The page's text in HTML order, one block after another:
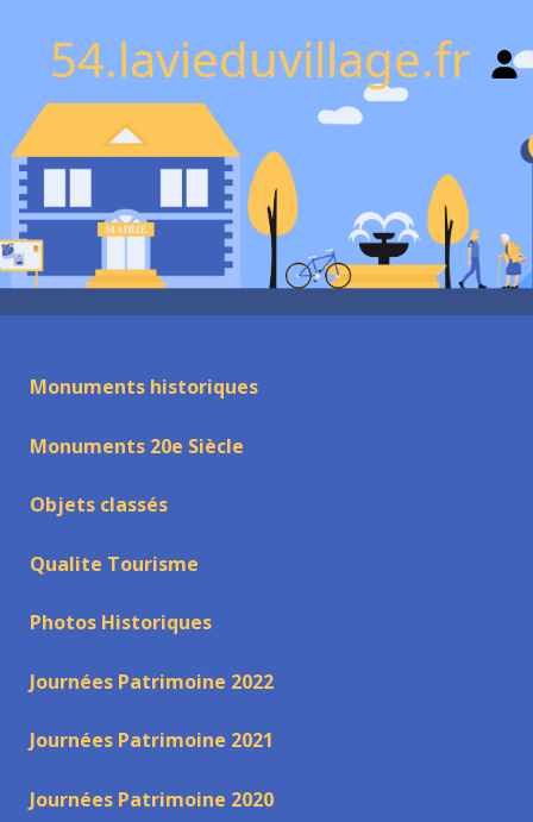
54.lavieduvillage.fr
Monuments historiques
Monuments 20e Siècle
Objets classés
Qualite Tourisme
Photos Historiques
Journées Patrimoine 2022
Journées Patrimoine 2021
Journées Patrimoine 2020